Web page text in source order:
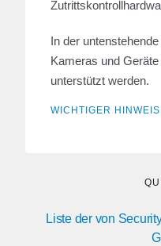
In der
Kameras und
unterstützt werden.
WICHTIGER
Liste der von